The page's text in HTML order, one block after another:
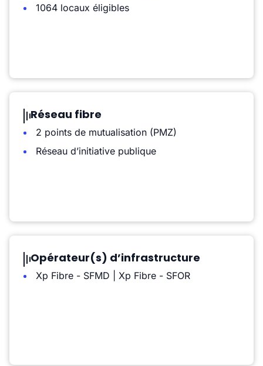
1064 locaux éligibles
Réseau fibre
2 points de mutualisation (PMZ)
Réseau d’initiative publique
Opérateur(s) d’infrastructure
Xp Fibre - SFMD | Xp Fibre - SFOR